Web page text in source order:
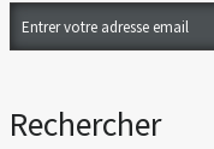
Rechercher